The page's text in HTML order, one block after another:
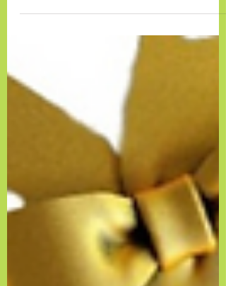
original. (Vous pouvez aussi le mettre sur...